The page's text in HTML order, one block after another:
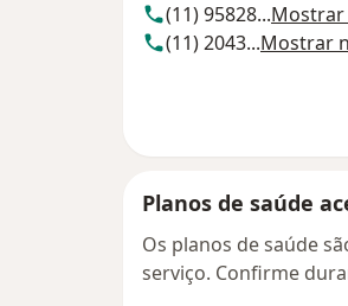
(11) 95828...
(11) 2043...Mostrar
Planos de saúde
Os planos de saúde
serviço. Confirme